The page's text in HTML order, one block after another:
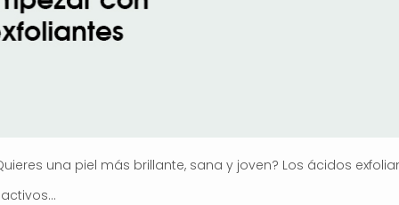
una piel más brillante, sana y joven? Los ácidos